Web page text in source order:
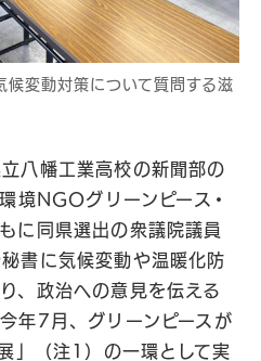
変動対策について質問する滋
八幡工業高校の新聞部の
境NGOグリーンピース・
に同県選出の衆議院議員
書に気候変動や温暖化防
、政治への意見を伝える
年7月、グリーンピースが
」（注1）の一環として実